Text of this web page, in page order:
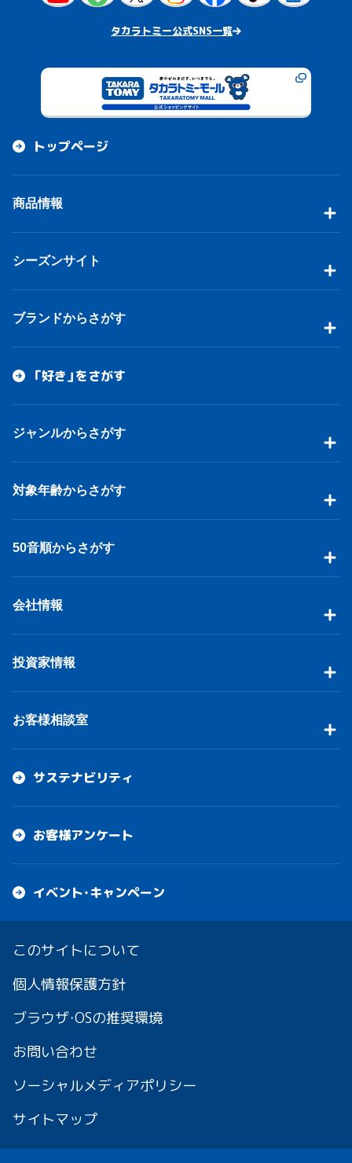
タカラトミー公式SNS一覧
トップページ
商品情報
シーズンサイト
ブランドからさがす
「好き」をさがす
ジャンルからさがす
対象年齢からさがす
50音順からさがす
会社情報
投資家情報
お客様相談室
サステナビリティ
お客様アンケート
イベント・キャンペーン
このサイトについて
個人情報保護方針
ブラウザ・OSの推奨環境
お問い合わせ
ソーシャルメディアポリシー
サイトマップ